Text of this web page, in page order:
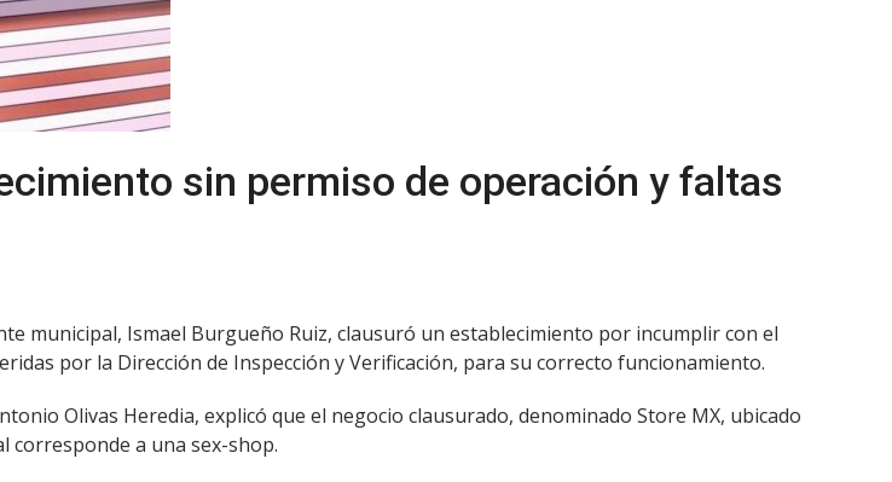
sin permiso de operación y faltas
municipal, Ismael Burgueño Ruiz, clausuró un establecimiento por incumplir con el
por la Dirección de Inspección y Verificación, para su correcto funcionamiento.
Olivas Heredia, explicó que el negocio clausurado, denominado Store MX, ubicado
corresponde a una sex-shop.